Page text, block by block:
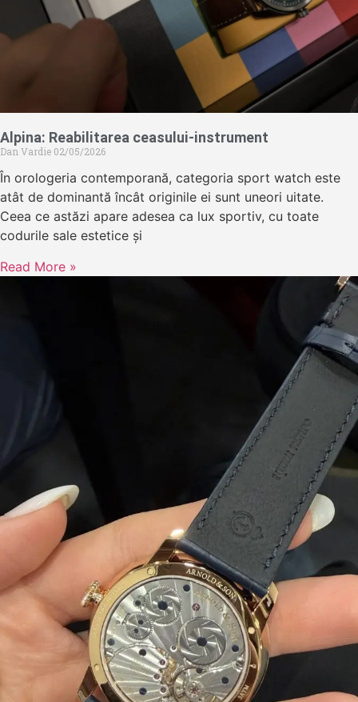
Alpina: Reabilitarea ceasului-instrument
Dan Vardie 02/05/2026
În orologeria contemporană, categoria sport watch este
atât de dominantă încât originile ei sunt uneori uitate.
Ceea ce astăzi apare adesea ca lux sportiv, cu toate
codurile sale estetice și
Read More »